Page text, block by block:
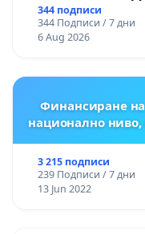
344 подписи
344 Подписи / 7 дни
6 Aug 2026
Финансиране
национално
3 215 подписи
239 Подписи / 7 дни
13 Jun 2022